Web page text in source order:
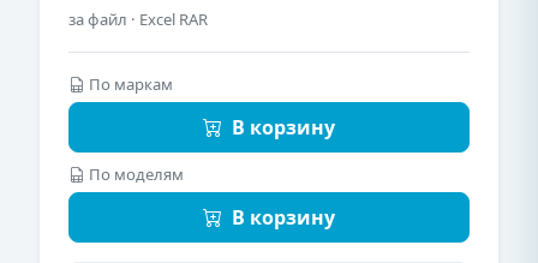
за файл · Excel RAR
По маркам
В корзину
По моделям
В корзину